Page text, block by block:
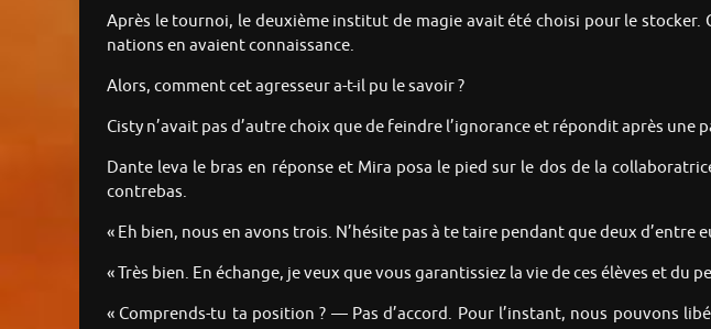
Après le tournoi, le deuxième institut de magie avait été choisi pour le
nations en avaient connaissance.
Alors, comment cet agresseur a-t-il pu le savoir ?
Cisty n’avait pas d’autre choix que de feindre l’ignorance et répondit après une
Dante leva le bras en réponse et Mira posa le pied sur le dos de la
contrebas.
« Eh bien, nous en avons trois. N’hésite pas à te taire pendant que deux d’entre
« Très bien. En échange, je veux que vous garantissiez la vie de ces élèves et du
« Comprends-tu ta position ? — Pas d’accord. Pour l’instant, nous pouvons